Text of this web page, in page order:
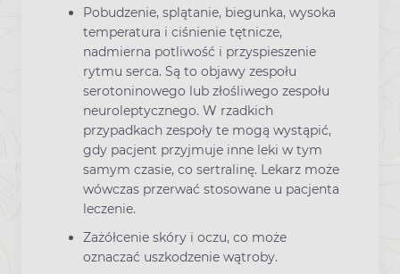
Pobudzenie, splątanie, biegunka, wysoka
temperatura i ciśnienie tętnicze,
nadmierna potliwość i przyspieszenie
rytmu serca. Są to objawy zespołu
serotoninowego lub złośliwego zespołu
neuroleptycznego. W rzadkich
przypadkach zespoły te mogą wystąpić,
gdy pacjent przyjmuje inne leki w tym
samym czasie, co sertralinę. Lekarz może
wówczas przerwać stosowane u pacjenta
leczenie.
Zażółcenie skóry i oczu, co może
oznaczać uszkodzenie wątroby.